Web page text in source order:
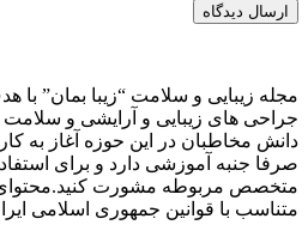
ارسال دیدگاه
مجله زیبایی و سلامت “زیبا بمان” با
جراحی های زیبایی و آرایشی و
دانش مخاطبان در این حوزه آغاز به
صرفا جنبه آموزشی دارد و برای
متخصص مربوطه مشورت کنید.محتوای
متناسب با قوانین جمهوری اسلامی